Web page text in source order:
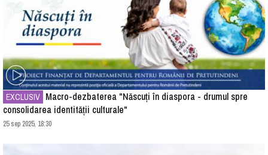
EXCLUSIV
consolidarea identității culturale"
25 sep 2025, 18:30